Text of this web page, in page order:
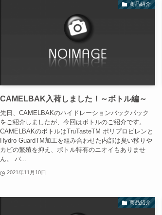
商品紹介
CAMELBAK入荷しました！～ボトル編～
先日、CAMELBAKのハイドレーションバックパック
をご紹介しましたが、今回はボトルのご紹介です。
CAMELBAKのボトルはTruTasteTM ポリプロピレンと
Hydro-GuardTM加工を組み合わせた内部は臭い移りや
カビの繁殖を抑え、ボトル特有のニオイもありませ
ん。 バ...
2021年11月10日
商品紹介